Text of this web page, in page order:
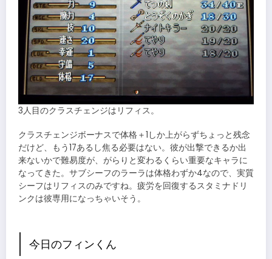
3人目のクラスチェンジはリフィス。
クラスチェンジボーナスで体格＋1しか上がらずちょっと残念
だけど、もう17あるし焦る必要はない。彼が出撃できるか出
来ないかで難易度が、がらりと変わるくらい重要なキャラに
なってきた。サブシーフのラーラは体格わずか4なので、実質
シーフはリフィスのみですね。疲労を回復するスタミナドリ
ンクは彼専用になっちゃいそう。
今日のフィンくん